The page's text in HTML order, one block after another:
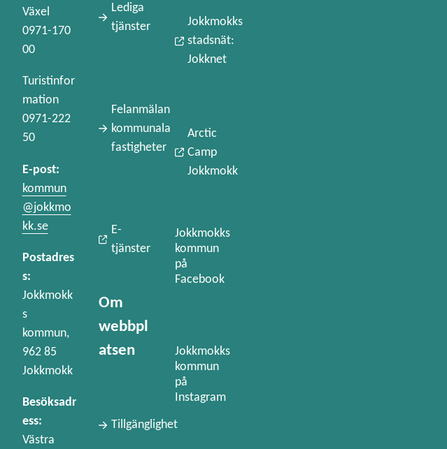
Växel
0971-170
00
Turistinfor
mation
0971-222
50
E-post:
kommun
@jokkmo
kk.se
Postadres
s:
Jokkmokk
s
kommun,
962 85
Jokkmokk
Besöksadr
ess:
Västra
Lediga
tjänster
Felanmälan
kommunala
fastigheter
E-
tjänster
Om
webbpl
atsen
Tillgänglighet
Jokkmokks
stadsnät:
Jokknet
Arctic
Camp
Jokkmokk
Jokkmokks
kommun
på
Facebook
Jokkmokks
kommun
på
Instagram